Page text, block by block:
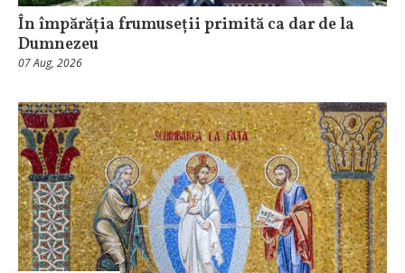
În împărăția frumuseții primită ca dar de la
Dumnezeu
07 Aug, 2026